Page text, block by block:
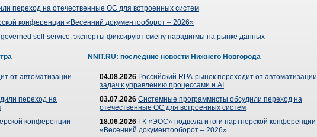
переход на отечественные ОС для встроенных систем
конференции «Весенний документооборот – 2026»
self-service: эксперты фиксируют смену парадигмы на рынке данных
от автоматизации
переход на
конференции
NNIT.RU: последние новости Нижнего Новгорода
04.08.2026 Российский RPA-рынок переходит от автоматизации
задач к управлению процессами и AI
03.07.2026 Системные программисты обсудили переход на
отечественные ОС для встроенных систем
18.06.2026 ГК «ЭОС» подвела итоги партнерской конференции
«Весенний документооборот – 2026»